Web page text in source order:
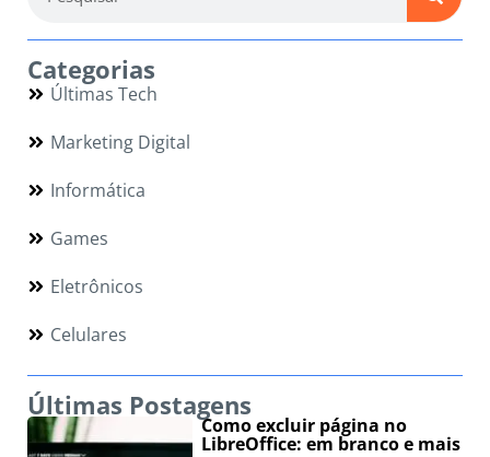
Categorias
Últimas Tech
Marketing Digital
Informática
Games
Eletrônicos
Celulares
Últimas Postagens
Como excluir página no
LibreOffice: em branco e mais